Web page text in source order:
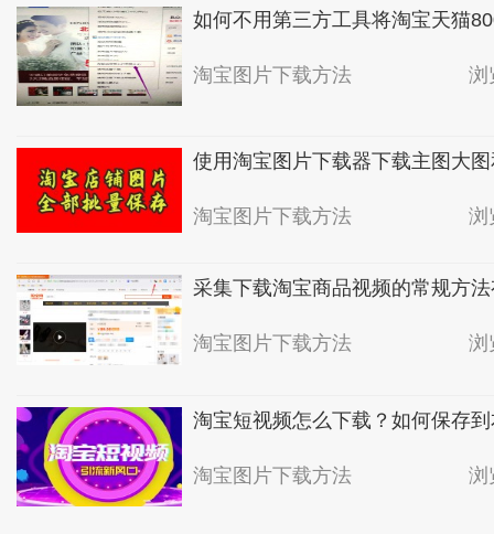
如何不用第三方工具将淘宝天猫
淘宝图片下载方法 浏
使用淘宝图片下载器下载主图大
淘宝图片下载方法 浏
采集下载淘宝商品视频的常规方
淘宝图片下载方法 浏
淘宝短视频怎么下载？如何保存
淘宝图片下载方法 浏